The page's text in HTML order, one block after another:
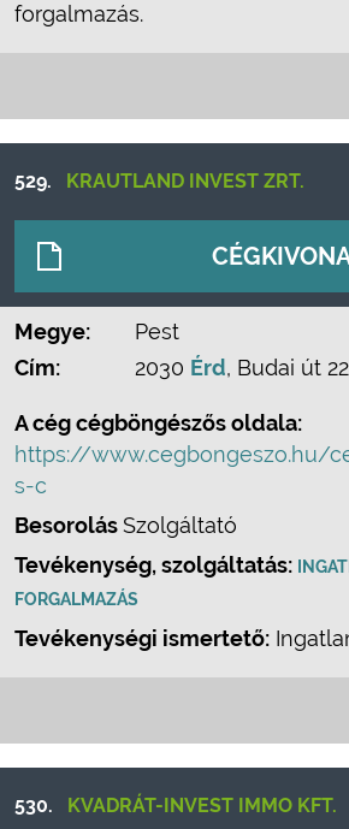
forgalmazás.
529. KRAUTLAND INVEST ZRT.
Megye:
Pest
Cím:
2030 Érd, Budai út
A cég cégböngészős oldala:
https://www.cegbongeszo.hu/
s-c
BesorolásSzolgáltató
Tevékenység, szolgáltatás:
FORGALMAZÁS
Tevékenységi ismertető:
530. KVADRÁT-INVEST IMMO KFT.